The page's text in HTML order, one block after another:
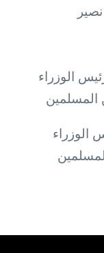
الوزراء